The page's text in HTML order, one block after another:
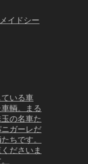
イドシー
いる車
輌。まる
の名車た
ガーレだ
ちです。
ださいま